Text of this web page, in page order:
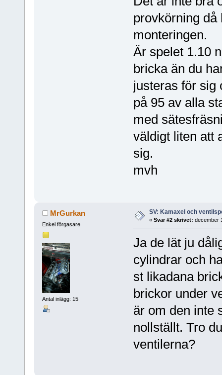
provkörning då
monteringen.
Är spelet 1.10
bricka än du
justeras för sig
på 95 av alla
med
väldigt liten att
sig.
mvh
MrGurkan
Enkel förgasare
Antal inlägg: 15
SV: Kamaxel och
« Svar #2 skrivet: december
Ja de lät ju
cylindrar och
st likadana
brickor under
är om den inte
nollställt. Tro
ventilerna?